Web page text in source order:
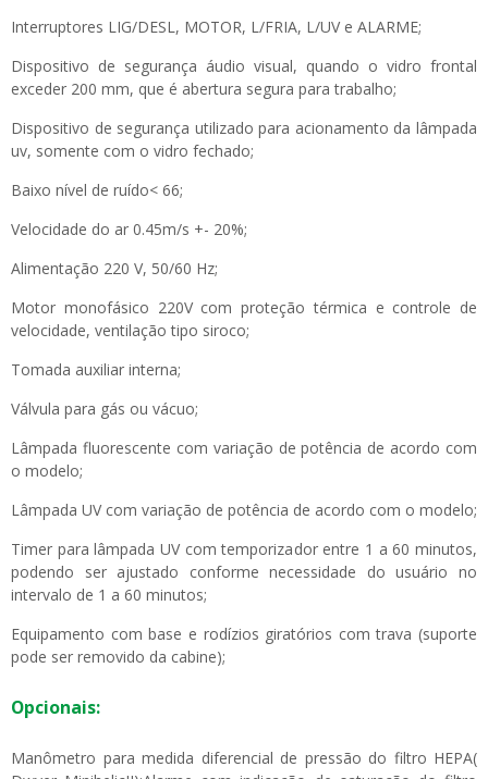
Interruptores LIG/DESL, MOTOR, L/FRIA, L/UV e ALARME;
Dispositivo de segurança áudio visual, quando o vidro frontal
exceder 200 mm, que é abertura segura para trabalho;
Dispositivo de segurança utilizado para acionamento da lâmpada
uv, somente com o vidro fechado;
Baixo nível de ruído< 66;
Velocidade do ar 0.45m/s +- 20%;
Alimentação 220 V, 50/60 Hz;
Motor monofásico 220V com proteção térmica e controle de
velocidade, ventilação tipo siroco;
Tomada auxiliar interna;
Válvula para gás ou vácuo;
Lâmpada fluorescente com variação de potência de acordo com
o modelo;
Lâmpada UV com variação de potência de acordo com o modelo;
Timer para lâmpada UV com temporizador entre 1 a 60 minutos,
podendo ser ajustado conforme necessidade do usuário no
intervalo de 1 a 60 minutos;
Equipamento com base e rodízios giratórios com trava (suporte
pode ser removido da cabine);
Opcionais:
Manômetro para medida diferencial de pressão do filtro HEPA(